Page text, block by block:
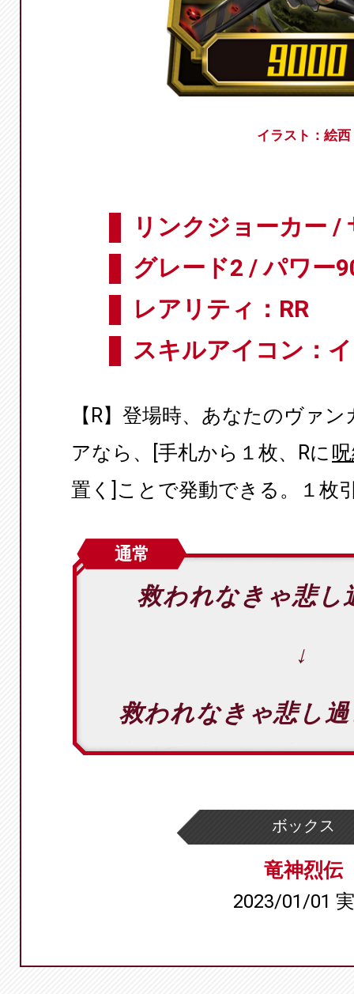
イラスト：絵西
リンクジョーカー /
グレード2 / パワー
レアリティ：RR
スキルアイコン：
【R】登場時、あなたのヴァ
アなら、[手札から１枚、Rに
置く]ことで発動できる。１枚
通常
救われなきゃ悲
↓
救われなきゃ悲し
ボックス
竜神烈伝
2023/01/01